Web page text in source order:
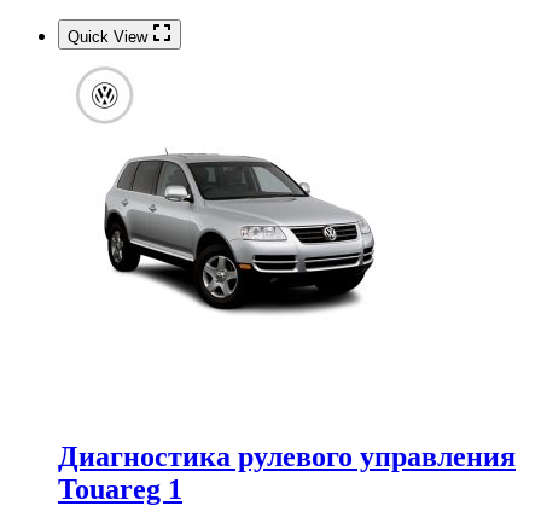
Quick View
Диагностика рулевого управления
Touareg 1